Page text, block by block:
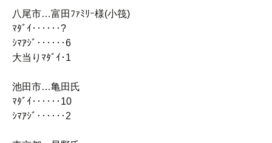
八尾市…富田ﾌｧﾐﾘｰ様(小筏)
ﾏﾀﾞｲ‥‥‥?
ｼﾏｱｼﾞ‥‥‥6
大当りﾏﾀﾞｲ･1
池田市…亀田氏
ﾏﾀﾞｲ‥‥‥10
ｼﾏｱｼﾞ‥‥‥2